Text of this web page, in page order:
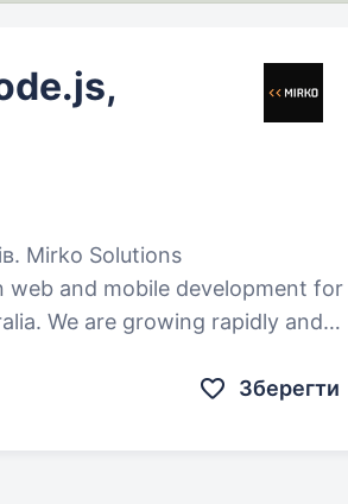
web and mobile development for
We are growing rapidly and
Зберегти